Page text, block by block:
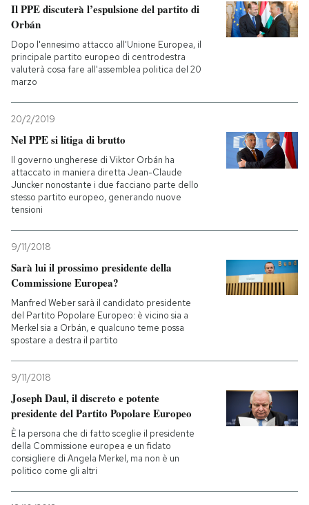
Il PPE discuterà l’espulsione del partito di
Orbán
Dopo l'ennesimo attacco all'Unione Europea, il
principale partito europeo di centrodestra
valuterà cosa fare all'assemblea politica del 20
marzo
20/2/2019
Nel PPE si litiga di brutto
Il governo ungherese di Viktor Orbán ha
attaccato in maniera diretta Jean-Claude
Juncker nonostante i due facciano parte dello
stesso partito europeo, generando nuove
tensioni
9/11/2018
Sarà lui il prossimo presidente della
Commissione Europea?
Manfred Weber sarà il candidato presidente
del Partito Popolare Europeo: è vicino sia a
Merkel sia a Orbán, e qualcuno teme possa
spostare a destra il partito
9/11/2018
Joseph Daul, il discreto e potente
presidente del Partito Popolare Europeo
È la persona che di fatto sceglie il presidente
della Commissione europea e un fidato
consigliere di Angela Merkel, ma non è un
politico come gli altri